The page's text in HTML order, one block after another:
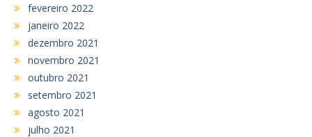
fevereiro 2022
janeiro 2022
dezembro 2021
novembro 2021
outubro 2021
setembro 2021
agosto 2021
julho 2021